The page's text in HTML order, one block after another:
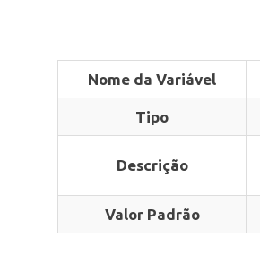
Nome da Variável
Tipo
Descrição
Valor Padrão